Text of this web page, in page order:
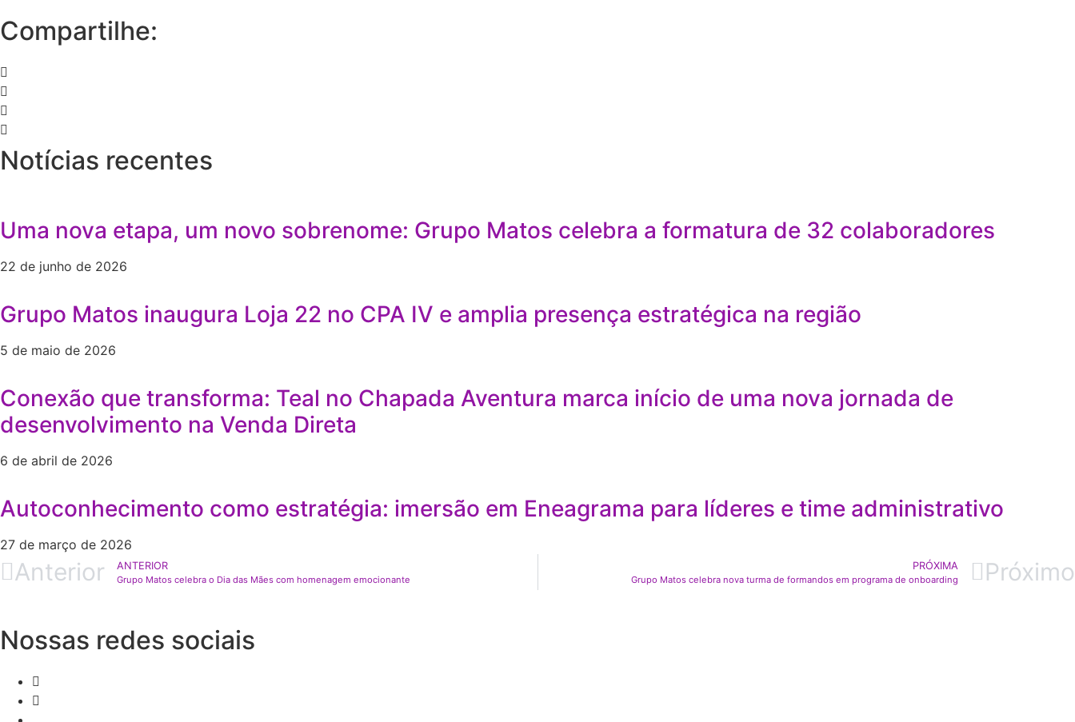
Compartilhe:
Notícias recentes
Uma nova etapa, um novo sobrenome: Grupo Matos celebra a formatura de 32 colaboradores
22 de junho de 2026
Grupo Matos inaugura Loja 22 no CPA IV e amplia presença estratégica na região
5 de maio de 2026
Conexão que transforma: Teal no Chapada Aventura marca início de uma nova jornada de
desenvolvimento na Venda Direta
6 de abril de 2026
Autoconhecimento como estratégia: imersão em Eneagrama para líderes e time administrativo
27 de março de 2026
Anterior ANTERIOR
Grupo Matos celebra o Dia das Mães com homenagem emocionante
PRÓXIMA
Grupo Matos celebra nova turma de formandos em programa de onboarding Próximo
Nossas redes sociais